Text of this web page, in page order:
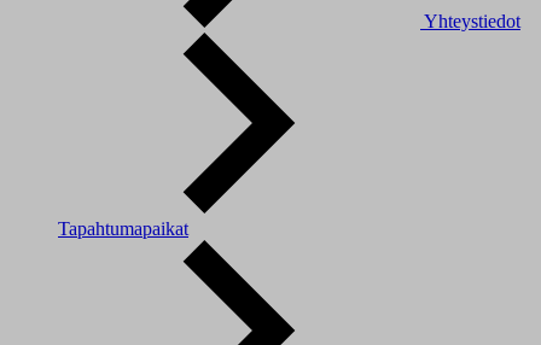
Yhteystiedot
Tapahtumapaikat